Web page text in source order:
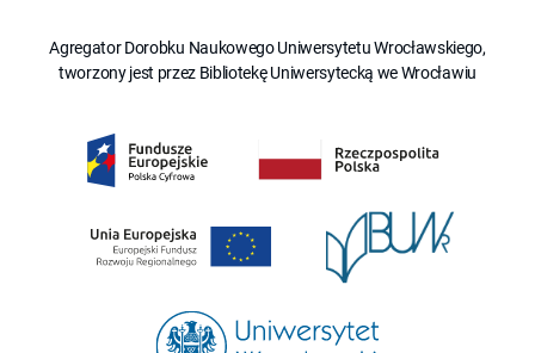
Agregator Dorobku Naukowego Uniwersytetu Wrocławskiego,
tworzony jest przez Bibliotekę Uniwersytecką we Wrocławiu